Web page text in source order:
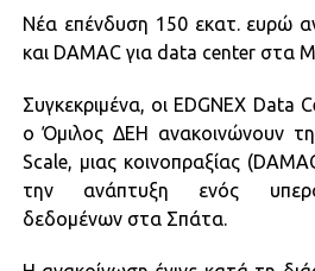
Νέα επένδυση 150 εκατ. ευρώ
και DAMAC για data center στα
Συγκεκριμένα, οι EDGNEX Data
ο Όμιλος ΔΕΗ ανακοινώνουν
Scale, μιας κοινοπραξίας
την ανάπτυξη ενός
δεδομένων στα Σπάτα.